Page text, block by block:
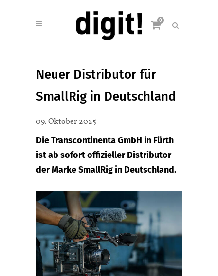
0
Neuer Distributor für
SmallRig in Deutschland
09. Oktober 2025
Die Transcontinenta GmbH in Fürth
ist ab sofort offizieller Distributor
der Marke SmallRig in Deutschland.